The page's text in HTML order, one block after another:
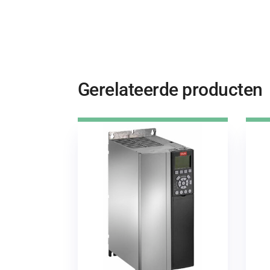
Gerelateerde producten